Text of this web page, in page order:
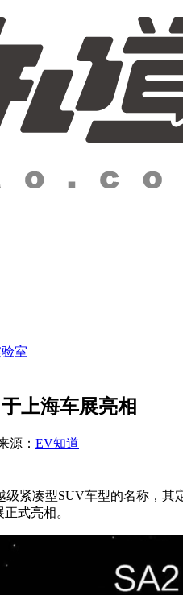
室
上海车展亮相
源： EV知道
级紧凑型SUV车型的名称，其
式亮相。